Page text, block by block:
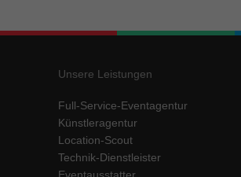
Unsere Leistungen
Full-Service-Eventagentur
Künstleragentur
Location-Scout
Technik-Dienstleister
standardmäßig blockiert. Wenn Cookies von
Cookie-Informationen anzeigen
powered by Borlabs Cookie